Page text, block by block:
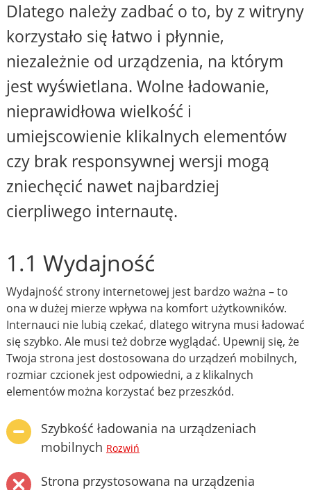
Dlatego należy zadbać o to, by z witryny
korzystało się łatwo i płynnie,
niezależnie od urządzenia, na którym
jest wyświetlana. Wolne ładowanie,
nieprawidłowa wielkość i
umiejscowienie klikalnych elementów
czy brak responsywnej wersji mogą
zniechęcić nawet najbardziej
cierpliwego internautę.
1.1 Wydajność
Wydajność strony internetowej jest bardzo ważna – to
ona w dużej mierze wpływa na komfort użytkowników.
Internauci nie lubią czekać, dlatego witryna musi ładować
się szybko. Ale musi też dobrze wyglądać. Upewnij się, że
Twoja strona jest dostosowana do urządzeń mobilnych,
rozmiar czcionek jest odpowiedni, a z klikalnych
elementów można korzystać bez przeszkód.
Szybkość ładowania na urządzeniach
mobilnych Rozwiń
Strona przystosowana na urządzenia